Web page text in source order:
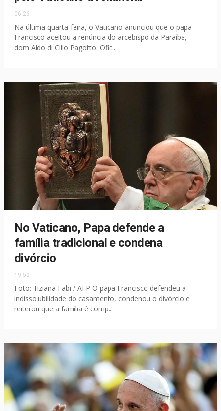
06:26
Na última quarta-feira, o Vaticano anunciou que o papa
Francisco aceitou a renúncia do arcebispo da Paraíba,
dom Aldo di Cillo Pagotto. Ofic...
No Vaticano, Papa defende a
família tradicional e condena
divórcio
19:50
Foto: Tiziana Fabi / AFP O papa Francisco defendeu a
indissolubilidade do casamento, condenou o divórcio e
reiterou que a família é comp...